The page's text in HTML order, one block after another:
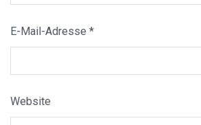
E-Mail-Adresse *
Website